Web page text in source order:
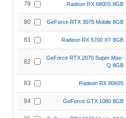
79 Radeon RX 6800S 8GB
80 GeForce RTX 3070 Mobile 8GB
81 Radeon RX 5700 XT 8GB
82
GeForce RTX 2070 Super Max-
Q 8GB
83 Radeon RX 8060S
84 GeForce GTX 1080 8GB